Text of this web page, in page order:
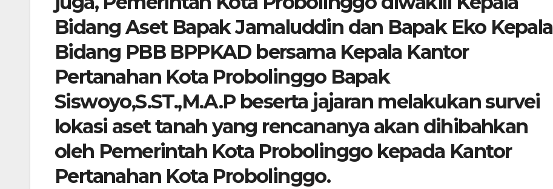
Bidang Aset Bapak Jamaluddin dan Bapak Eko Kepala
Bidang PBB BPPKAD bersama Kepala Kantor
Pertanahan Kota Probolinggo Bapak
Siswoyo,S.ST.,M.A.P beserta jajaran melakukan survei
lokasi aset tanah yang rencananya akan dihibahkan
oleh Pemerintah Kota Probolinggo kepada Kantor
Pertanahan Kota Probolinggo.